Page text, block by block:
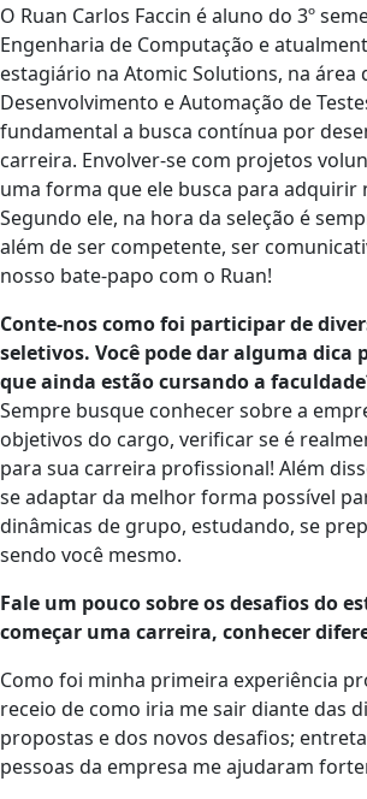
O Ruan Carlos Faccin é aluno do 3º
Engenharia de Computação e
estagiário na Atomic Solutions, na área
Desenvolvimento e Automação de
fundamental a busca contínua por
carreira. Envolver-se com projetos
uma forma que ele busca para adquirir
Segundo ele, na hora da seleção é
além de ser competente, ser
nosso bate-papo com o Ruan!
Conte-nos como foi participar de
seletivos. Você pode dar alguma dica
que ainda estão cursando a
Sempre busque conhecer sobre a
objetivos do cargo, verificar se é
para sua carreira profissional! Além
se adaptar da melhor forma possível
dinâmicas de grupo, estudando, se
sendo você mesmo.
Fale um pouco sobre os desafios do
começar uma carreira, conhecer
Como foi minha primeira experiência
receio de como iria me sair diante das
propostas e dos novos desafios;
pessoas da empresa me ajudaram